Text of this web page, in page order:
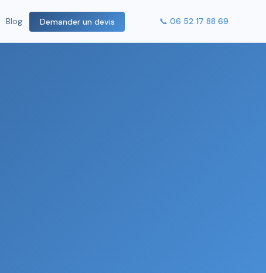
Blog Demander un devis 📞 06 52 17 88 69